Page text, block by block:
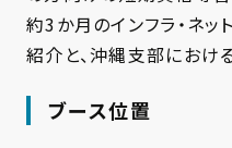
約3か月のインフラ・ネ
紹介と、沖縄支部におけ
ブース位置